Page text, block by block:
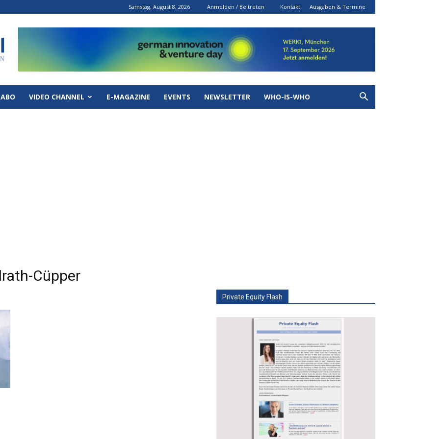
Samstag, August 8, 2026 Anmelden / Beitreten Kontakt Ausgaben & Termine
ABO VIDEO CHANNEL E-MAGAZINE EVENTS NEWSLETTER WHO-IS-WHO
Cüpper
Private Equity Flash